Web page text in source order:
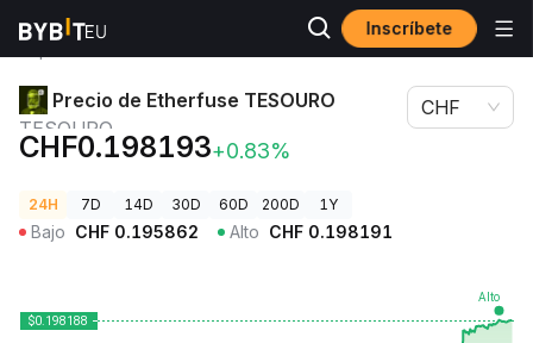
Inscríbete
Precios de
Precio de Etherfuse TESOURO
Precio de Etherfuse TESOURO
TESOURO
CHF0.198193+0.83%
CHF
24H 7D 14D 30D 60D 200D 1Y
Bajo CHF 0.195862 Alto CHF 0.198191